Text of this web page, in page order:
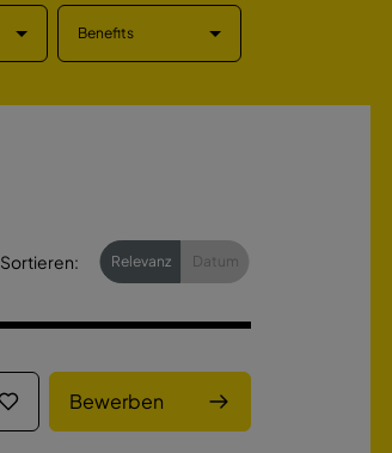
Benefits
Sortieren: Relevanz Datum
Bewerben